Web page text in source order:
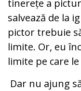
tinerețe a
salvează de la
pictor trebuie
limite. Or, eu
limite pe care
Dar nu ajung